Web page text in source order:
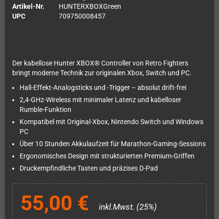
Artikel-Nr.
HUNTERXBOXGreen
UPC
709750008457
Der kabellose Hunter XBOX® Controller von Retro Fighters
bringt moderne Technik zur originalen Xbox, Switch und PC.
Hall-Effekt-Analogsticks und -Trigger – absolut drift-frei
2,4-GHz-Wireless mit minimaler Latenz und kabelloser
Rumble-Funktion
Kompatibel mit Original-Xbox, Nintendo Switch und Windows
PC
Über 10 Stunden Akkulaufzeit für Marathon-Gaming-Sessions
Ergonomisches Design mit strukturierten Premium-Griffen
Druckempfindliche Tasten und präzises D-Pad
55,00 € inkl.Mwst. (25%)